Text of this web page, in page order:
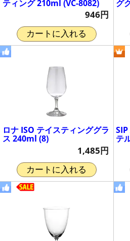
ティング 210ml (VC-8082)
946円
カートに入れる
グ
ロナ ISO テイスティンググラ
ス 240ml (8)
1,485円
カートに入れる
テ